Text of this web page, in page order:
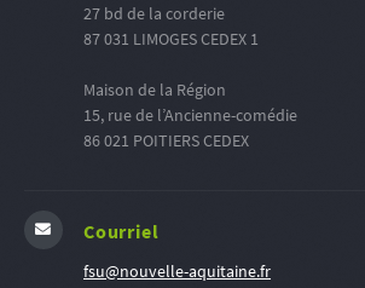
27 bd de la corderie
87 031 LIMOGES CEDEX 1
Maison de la Région
15, rue de l’Ancienne-comédie
86 021 POITIERS CEDEX
Courriel
fsu@nouvelle-aquitaine.fr